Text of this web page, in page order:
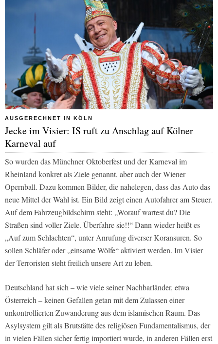
AUSGERECHNET IN KÖLN
Jecke im Visier: IS ruft zu Anschlag auf Kölner
Karneval auf
So wurden das Münchner Oktoberfest und der Karneval im
Rheinland konkret als Ziele genannt, aber auch der Wiener
Opernball. Dazu kommen Bilder, die nahelegen, dass das Auto das
neue Mittel der Wahl ist. Ein Bild zeigt einen Autofahrer am Steuer.
Auf dem Fahrzeugbildschirm steht: „Worauf wartest du? Die
Straßen sind voller Ziele. Überfahre sie!!“ Dann wieder heißt es
„Auf zum Schlachten“, unter Anrufung diverser Koransuren. So
sollen Schläfer oder „einsame Wölfe“ aktiviert werden. Im Visier
der Terroristen steht freilich unsere Art zu leben.
Deutschland hat sich – wie viele seiner Nachbarländer, etwa
Österreich – keinen Gefallen getan mit dem Zulassen einer
unkontrollierten Zuwanderung aus dem islamischen Raum. Das
Asylsystem gilt als Brutstätte des religiösen Fundamentalismus, der
in vielen Fällen sicher fertig importiert wurde, in anderen Fällen erst